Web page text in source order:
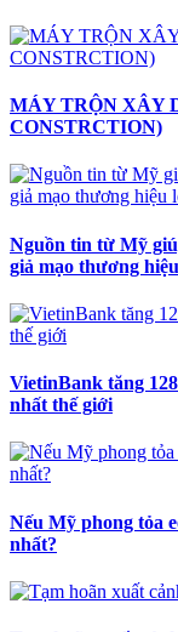
MÁY TRỘN XÂY
CONSTRCTION)
Nguồn tin từ Mỹ
giả mạo thương
VietinBank tăng
nhất thế giới
Nếu Mỹ phong tỏa
nhất?